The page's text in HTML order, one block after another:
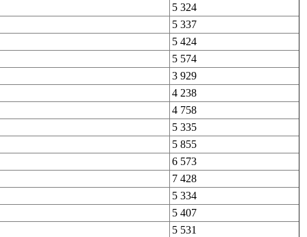
5 324
5 337
5 424
5 574
3 929
4 238
4 758
5 335
5 855
6 573
7 428
5 334
5 407
5 531